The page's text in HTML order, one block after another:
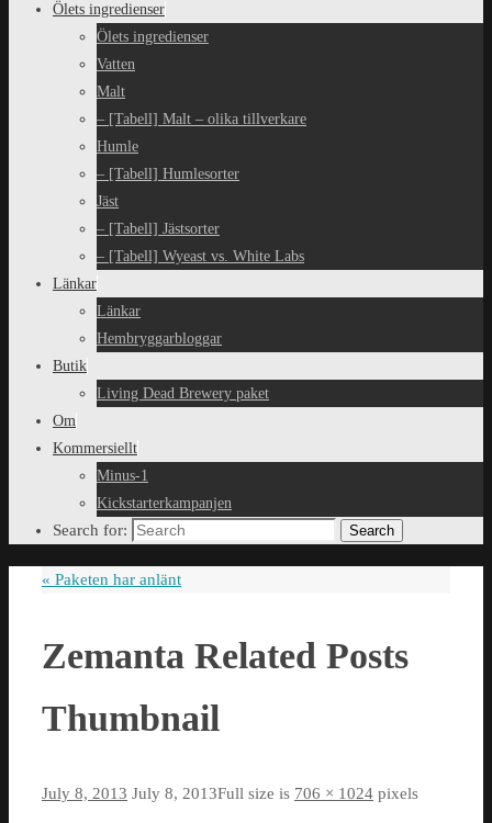
Ölets ingredienser
Ölets ingredienser
Vatten
Malt
– [Tabell] Malt – olika tillverkare
Humle
– [Tabell] Humlesorter
Jäst
– [Tabell] Jästsorter
– [Tabell] Wyeast vs. White Labs
Länkar
Länkar
Hembryggarbloggar
Butik
Living Dead Brewery paket
Om
Kommersiellt
Minus-1
Kickstarterkampanjen
Search for: Search
« Paketen har anlänt
Zemanta Related Posts
Thumbnail
July 8, 2013 July 8, 2013Full size is 706 × 1024 pixels